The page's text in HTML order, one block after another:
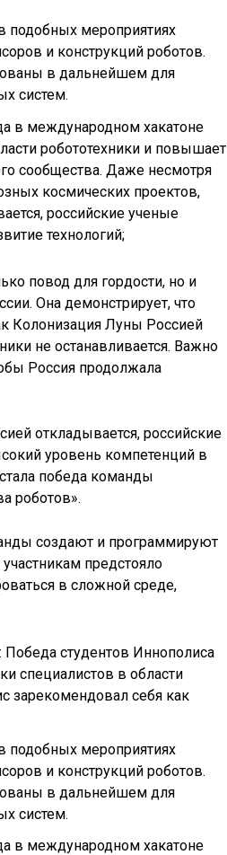
подобных мероприятиях
и конструкций роботов.
в дальнейшем для
систем.
в международном хакатоне
робототехники и повышает
сообщества. Даже несмотря
космических проектов,
российские ученые
технологий;
повод для гордости, но и
Она демонстрирует, что
Колонизация Луны Россией
не останавливается. Важно
Россия продолжала
откладывается, российские
уровень компетенций в
победа команды
роботов».
создают и программируют
предстояло
в сложной среде,
студентов Иннополиса
специалистов в области
зарекомендовал себя как
подобных мероприятиях
и конструкций роботов.
в дальнейшем для
систем.
в международном хакатоне